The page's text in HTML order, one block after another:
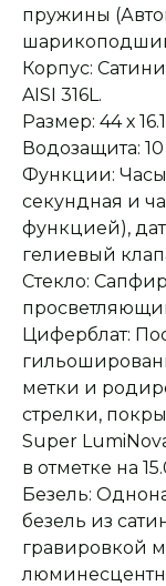
пружины
Корпус:
AISI 316L.
Размер: 44 х
Водозащита: 10
Функции:
секундная и
функцией),
гелиевый
Стекло:
Циферблат:
метки и
стрелки,
Super
в отметке на
Безель:
безель из
гравировкой